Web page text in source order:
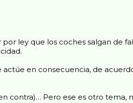
ley que los coches salgan de
actúe en consecuencia, de
contra)… Pero ese es otro tema,